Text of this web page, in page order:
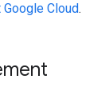
Google Cloud.